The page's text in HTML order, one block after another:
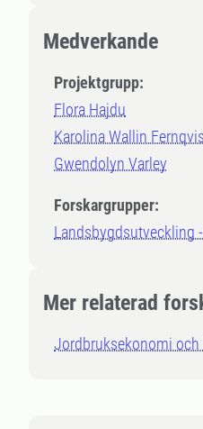
Medverkande
Projektgrupp:
Flora Hajdu
Karolina Wallin
Gwendolyn Varley
Forskargrupper:
Landsbygdsutveckling
Mer relaterad
Jordbruksekonomi